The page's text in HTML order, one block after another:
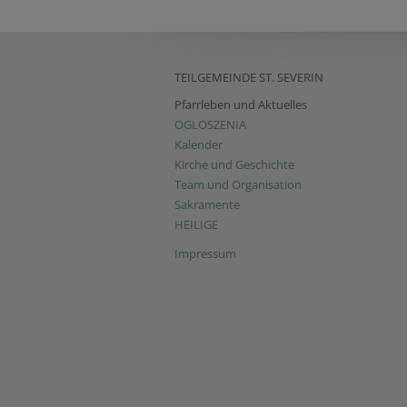
TEILGEMEINDE ST. SEVERIN
Pfarrleben und Aktuelles
OGLOSZENIA
Kalender
Kirche und Geschichte
Team und Organisation
Sakramente
HEILIGE
Impressum